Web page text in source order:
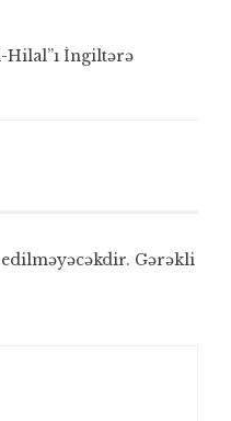
Hilal”ı İngiltərə
Gərəkli